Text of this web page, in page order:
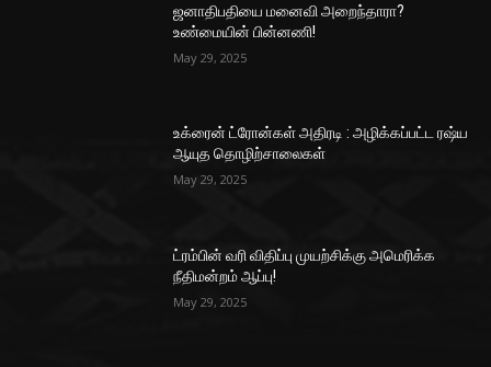
ஜனாதிபதியை மனைவி அறைந்தாரா?
உண்மையின் பின்னணி!
May 29, 2025
உக்ரைன் ட்ரோன்கள் அதிரடி : அழிக்கப்பட்ட ரஷ்ய
ஆயுத தொழிற்சாலைகள்
May 29, 2025
ட்ரம்பின் வரி விதிப்பு முயற்சிக்கு அமெரிக்க
நீதிமன்றம் ஆப்பு!
May 29, 2025